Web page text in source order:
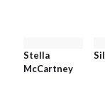
Stella
McCartney